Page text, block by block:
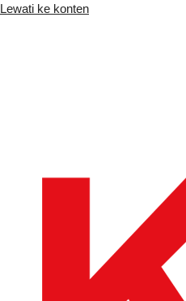
Lewati ke konten